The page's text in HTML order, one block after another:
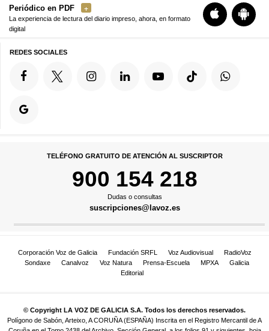
Periódico en PDF
La experiencia de lectura del diario impreso, ahora, en formato
digital
REDES SOCIALES
TELÉFONO GRATUITO DE ATENCIÓN AL SUSCRIPTOR
900 154 218
Dudas o consultas
suscripciones@lavoz.es
Corporación Voz de Galicia Fundación SRFL Voz Audiovisual
RadioVoz
Sondaxe
Canalvoz Voz Natura Prensa-Escuela MPXA
Galicia
Editorial
© Copyright LA VOZ DE GALICIA S.A. Todos los derechos reservados.
Polígono de Sabón, Arteixo, A CORUÑA (ESPAÑA) Inscrita en el Registro Mercantil de A